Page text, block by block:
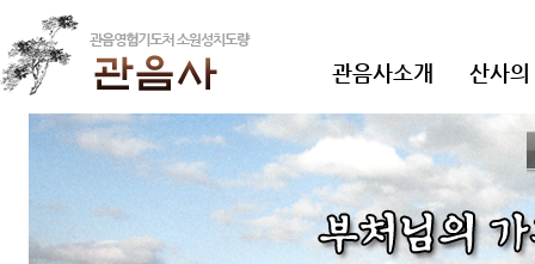
관음사소개 산사